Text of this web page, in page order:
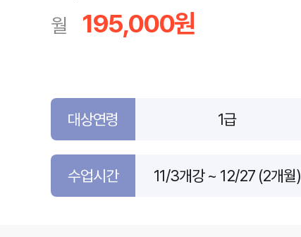
월 195,000원
대상연령 1급
수업시간 11/3개강 ~ 12/27 (2개월)